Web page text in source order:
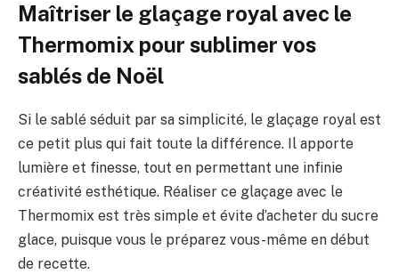
Maîtriser le glaçage royal avec le
Thermomix pour sublimer vos
sablés de Noël
Si le sablé séduit par sa simplicité, le glaçage royal est
ce petit plus qui fait toute la différence. Il apporte
lumière et finesse, tout en permettant une infinie
créativité esthétique. Réaliser ce glaçage avec le
Thermomix est très simple et évite d’acheter du sucre
glace, puisque vous le préparez vous-même en début
de recette.